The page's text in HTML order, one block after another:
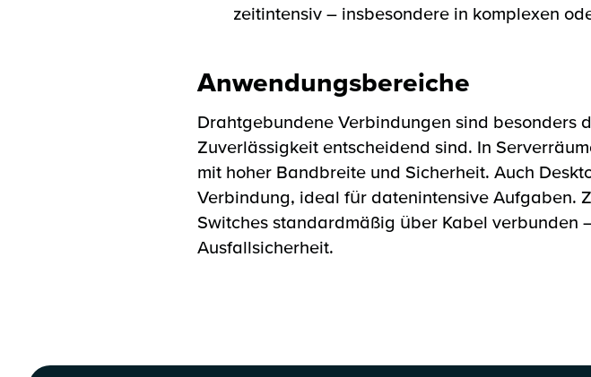
zeitintensiv – insbesondere in komplexen
Anwendungsbereiche
Drahtgebundene Verbindungen sind besonders
Zuverlässigkeit entscheidend sind. In
mit hoher Bandbreite und Sicherheit. Auch
Verbindung, ideal für datenintensive Aufgaben.
Switches standardmäßig über Kabel verbunden
Ausfallsicherheit.